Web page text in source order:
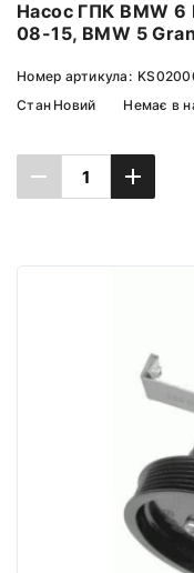
Насос ГПК BMW 6
08-15, BMW 5
Номер артикула:
Стан Новий Немає в